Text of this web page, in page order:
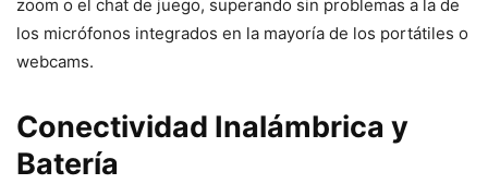
zoom o el chat de juego, superando sin problemas a la de
los micrófonos integrados en la mayoría de los portátiles o
webcams.
Conectividad Inalámbrica y
Batería